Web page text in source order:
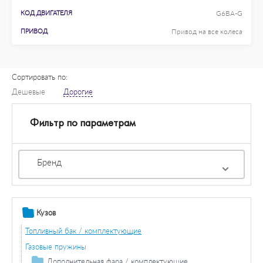
КОД ДВИГАТЕЛЯ G6BA-G
ПРИВОД Привод на все колеса
Сортировать по:
Дешевые
Дорогие
Фильтр по параметрам
Бренд
Кузов
Топливный бак / комплектующие
Газовые пружины
Дополнительная фара / комплектующие